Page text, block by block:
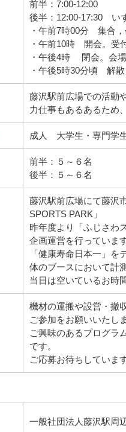
前半：7:00-12:00
後半：12:00-17:30 い
・午前7時00分 集合
・午前10時 開会。受
・午後4時 閉会。会
・午後5時30分頃 解散
藤沢駅前広場での活動
力仕事もあるあるため
成人 大学生・専門
前半：５～６名
後半：５～６名
藤沢駅前広場にて藤沢
SPORTS PARK」
昨年度より「ふじさわ
企画運営を行っています
「健康寿命日本一」
体のブースにおいて計
当日は空いているお時
機材の運搬や設営・撤
ご参加をお願いいたし
ご興味のあるプログラ
です。
ご応募お待ちしていま
一般社団法人藤沢駅